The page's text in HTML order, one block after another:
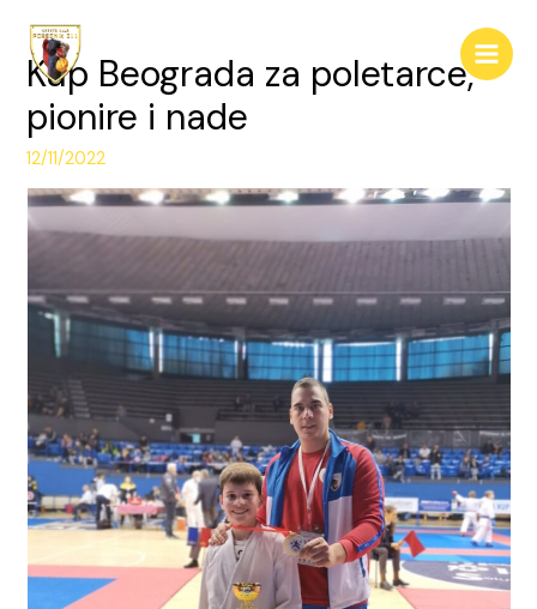
sadržaj
Main
Kup Beograda za poletarce,
pionire i nade
12/11/2022